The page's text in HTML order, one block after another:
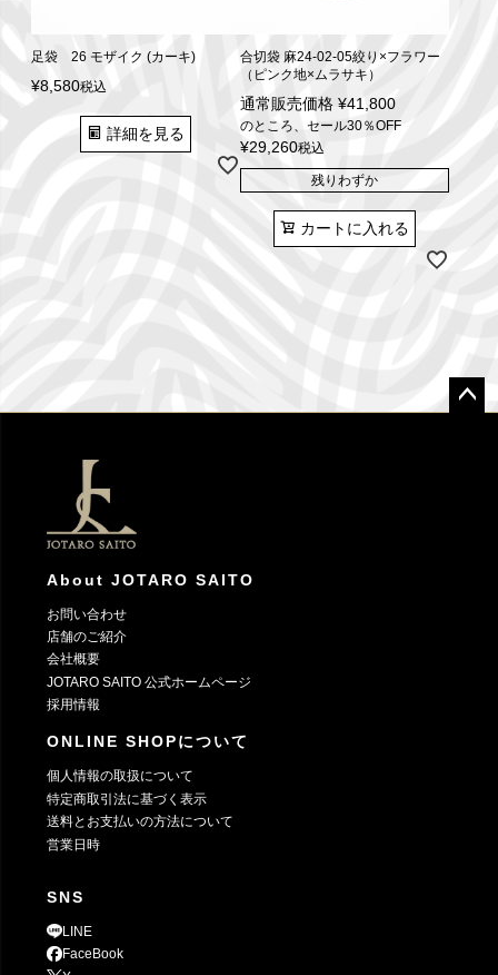
足袋 26 モザイク (カーキ)
¥8,580税込
詳細を見る
合切袋 麻24-02-05絞り×フラワー
（ピンク地×ムラサキ）
通常販売価格 ¥41,800
のところ、セール30％OFF
¥29,260税込
残りわずか
カートに入れる
About JOTARO SAITO
お問い合わせ
店舗のご紹介
会社概要
JOTARO SAITO 公式ホームページ
採用情報
ONLINE SHOPについて
個人情報の取扱について
特定商取引法に基づく表示
送料とお支払いの方法について
営業日時
SNS
LINE
FaceBook